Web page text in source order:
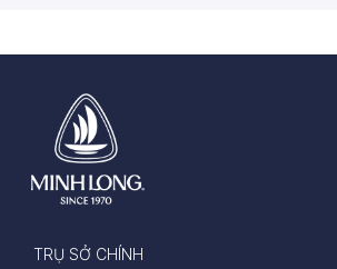
TRỤ SỞ CHÍNH